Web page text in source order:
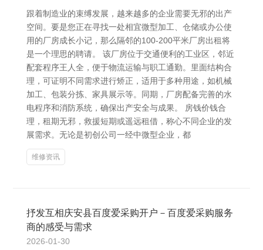
跟着制造业的束缚发展，越来越多的企业需要无邪的出产
空间。要是您正在寻找一处相宜微型加工、仓储或办公使
用的厂房成长小记，那么隔邻的100-200平米厂房出租将
是一个理思的聘请。 该厂房位于交通便利的工业区，邻近
配套程序王人全，便于物流运输与职工通勤。里面结构合
理，可证明不同需求进行矫正，适用于多种用途，如机械
加工、包装分拣、家具展示等。同期，厂房配备完善的水
电程序和消防系统，确保出产安全与成果。 房钱价钱合
理，租期无邪，救援短期或遥远租借，称心不同企业的发
展需求。无论是初创公司一经中微型企业，都
维修资讯
抒发互相庆安县百度爱采购开户－百度爱采购服务
商的感受与需求
2026-01-30